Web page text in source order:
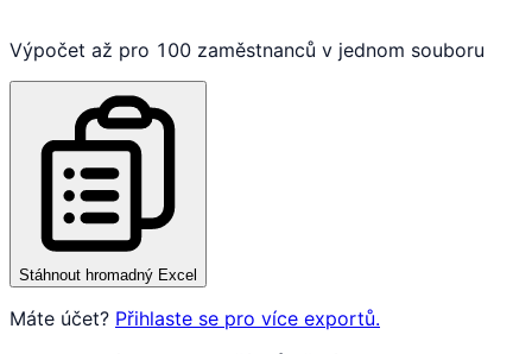
Výpočet až pro 100 zaměstnanců v jednom souboru
Stáhnout hromadný Excel
Máte účet? Přihlaste se pro více exportů.